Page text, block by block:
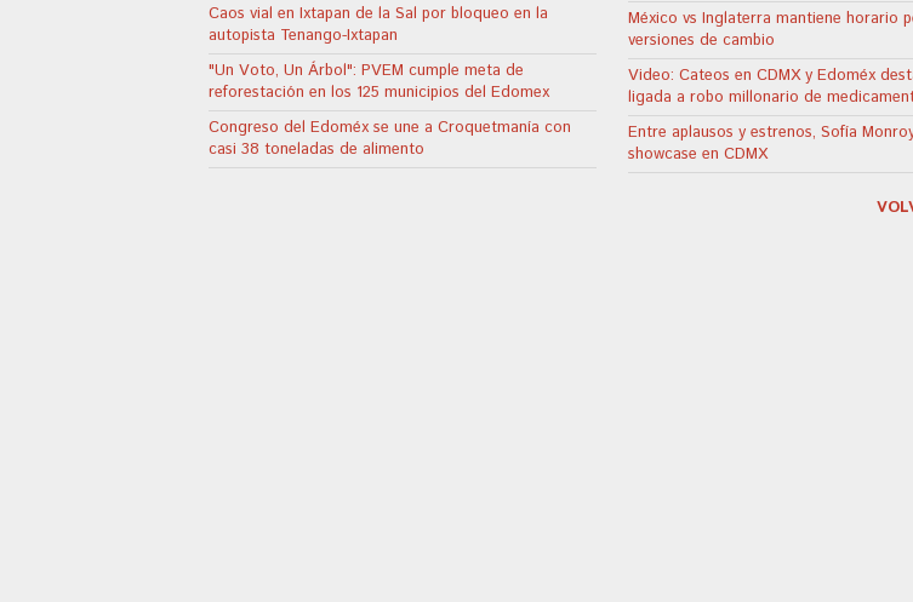
Caos vial en Ixtapan de la Sal por bloqueo en la
autopista Tenango-Ixtapan
"Un Voto, Un Árbol": PVEM cumple meta de
reforestación en los 125 municipios del Edomex
Congreso del Edoméx se une a Croquetmanía con
casi 38 toneladas de alimento
México vs Inglaterra mantiene horario
versiones de cambio
Video: Cateos en CDMX y Edoméx
ligada a robo millonario de
Entre aplausos y estrenos, Sofía
showcase en CDMX